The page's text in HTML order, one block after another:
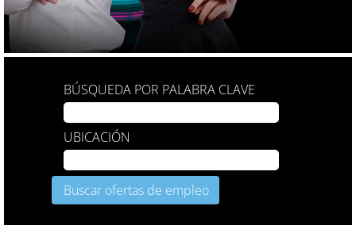
BÚSQUEDA POR PALABRA CLAVE
UBICACIÓN